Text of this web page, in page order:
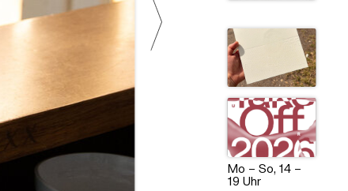
Mo – So, 14 –
19 Uhr